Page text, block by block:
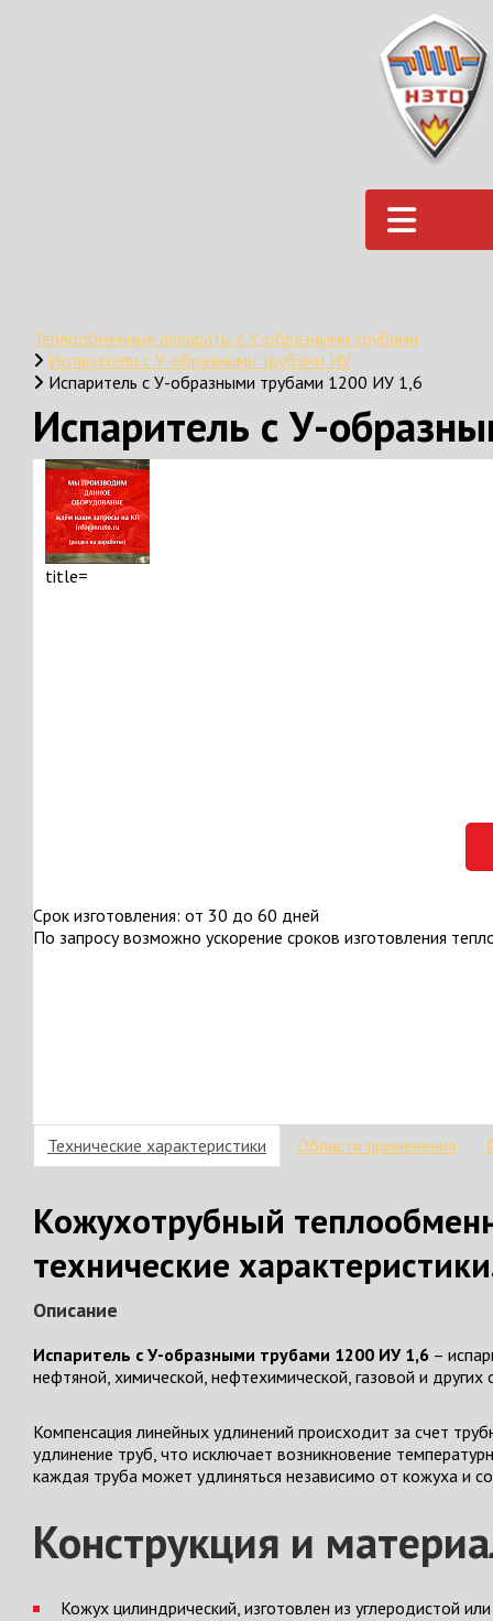
Теплообменные аппараты с У-образными трубами
Испарители с У-образными трубами ИУ
Испаритель с У-образными трубами 1200 ИУ 1,6
Испаритель с У-
Срок изготовления: от 30 до 60 дней
По запросу возможно ускорение сроков изготовления
Технические характеристики Области применения
Кожухотрубный
технические
Описание
Испаритель с У-образными трубами 1200 ИУ 1,6 –
нефтяной, химической, нефтехимической, газовой и
Компенсация линейных удлинений происходит за счет
удлинение труб, что исключает возникновение
каждая труба может удлиняться независимо от кожуха и
Конструкция и
Кожух цилиндрический, изготовлен из углеродистой